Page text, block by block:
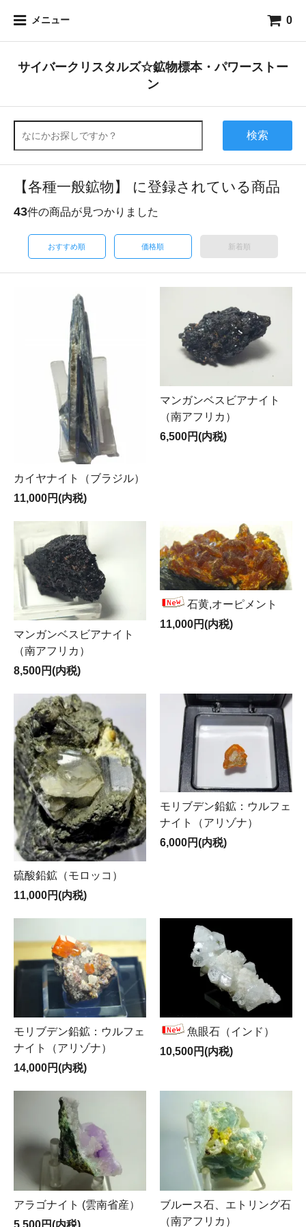
メニュー 0
サイバークリスタルズ☆鉱物標本・パワーストー
ン
検索
【各種一般鉱物】 に登録されている商品
43件の商品が見つかりました
おすすめ順 価格順 新着順
カイヤナイト（ブラジル）
11,000円(内税)
マンガンベスビアナイト
（南アフリカ）
6,500円(内税)
マンガンベスビアナイト
（南アフリカ）
8,500円(内税)
石黄,オーピメント
11,000円(内税)
硫酸鉛鉱（モロッコ）
11,000円(内税)
モリブデン鉛鉱：ウルフェ
ナイト（アリゾナ）
6,000円(内税)
モリブデン鉛鉱：ウルフェ
ナイト（アリゾナ）
14,000円(内税)
魚眼石（インド）
10,500円(内税)
アラゴナイト (雲南省産）
5,500円(内税)
ブルース石、エトリング石
（南アフリカ）